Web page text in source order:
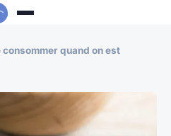
quand on est